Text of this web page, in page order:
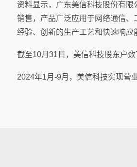
资料显示，广东美信科技股份有
销售，产品广泛应用于网络通信
经验、创新的生产工艺和快速响应
截至10月31日，美信科技股东户数
2024年1月-9月，美信科技实现营